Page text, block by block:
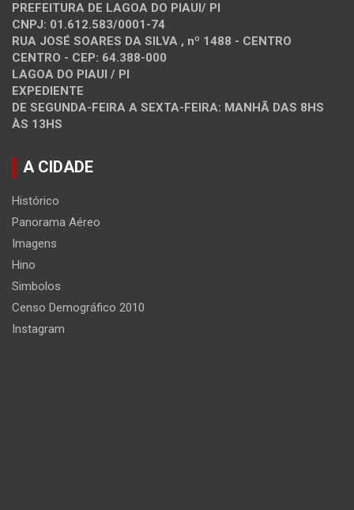
PREFEITURA DE LAGOA DO PIAUI/ PI
CNPJ: 01.612.583/0001-74
RUA JOSÉ SOARES DA SILVA , nº 1488 - CENTRO
CENTRO - CEP: 64.388-000
LAGOA DO PIAUI / PI
EXPEDIENTE
DE SEGUNDA-FEIRA A SEXTA-FEIRA: MANHÃ DAS 8HS
ÀS 13HS
A CIDADE
Histórico
Panorama Aéreo
Imagens
Hino
Simbolos
Censo Demográfico 2010
Instagram